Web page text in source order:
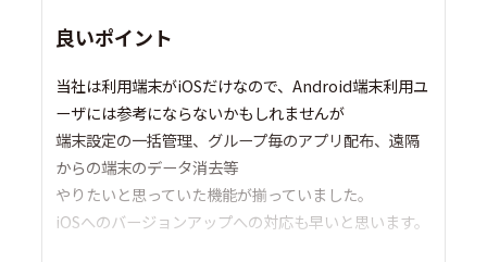
良いポイント
当社は利用端末がiOSだけなので、Android端末利用ユ
ーザには参考にならないかもしれませんが
端末設定の一括管理、グループ毎のアプリ配布、遠隔
からの端末のデータ消去等
やりたいと思っていた機能が揃っていました。
iOSへのバージョンアップへの対応も早いと思います。